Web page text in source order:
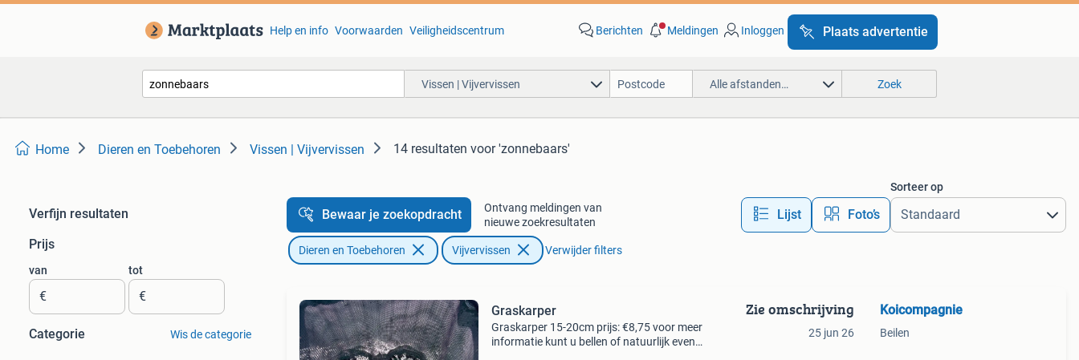
Help en info Voorwaarden Veiligheidscentrum Berichten Meldingen Inloggen Plaats advertentie
Vissen | Vijvervissen Alle afstanden… Zoek
Home Dieren en Toebehoren Vissen | Vijvervissen 14 resultaten voor 'zonnebaars'
Verfijn resultaten
Prijs
van
€
tot
€
Categorie Wis de categorie
Bewaar je zoekopdracht
Ontvang meldingen van
nieuwe zoekresultaten
Lijst Foto’s
Sorteer op
Dieren en Toebehoren Vijvervissen Verwijder filters
Graskarper
Graskarper 15-20cm prijs: €8,75 voor meer
informatie kunt u bellen of natuurlijk even
Zie omschrijving
25 jun 26
Koicompagnie
Beilen